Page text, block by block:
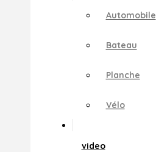
Automobile
Bateau
Planche
Vélo
video